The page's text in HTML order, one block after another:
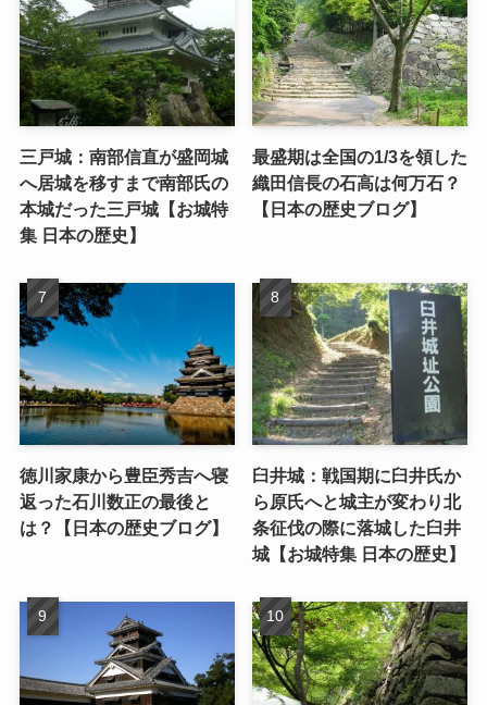
三戸城：南部信直が盛岡城
へ居城を移すまで南部氏の
本城だった三戸城【お城特
集 日本の歴史】
最盛期は全国の1/3を領した
織田信長の石高は何万石？
【日本の歴史ブログ】
徳川家康から豊臣秀吉へ寝
返った石川数正の最後と
は？【日本の歴史ブログ】
臼井城：戦国期に臼井氏か
ら原氏へと城主が変わり北
条征伐の際に落城した臼井
城【お城特集 日本の歴史】